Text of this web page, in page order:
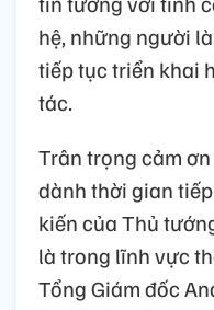
thông tấn TASS (Liên
Khẳng định, Chính
triển khai các
tác với TASS, Thủ
tin tưởng với tình
hệ, những người
tiếp tục triển khai